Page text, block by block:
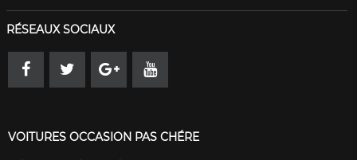
RÉSEAUX SOCIAUX
VOITURES OCCASION PAS CHÉRE